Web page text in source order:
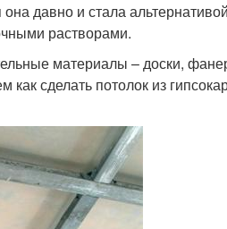
давно и стала
растворами.
материалы – доски,
сделать потолок из